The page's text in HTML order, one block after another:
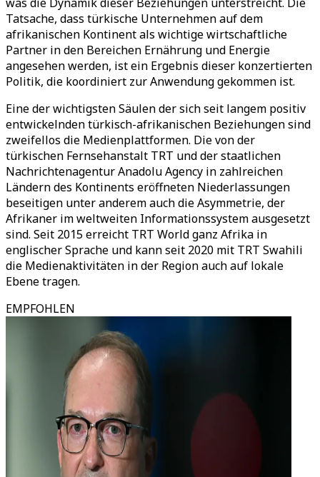
Tatsache, dass türkische Unternehmen auf dem
afrikanischen Kontinent als wichtige wirtschaftliche
Partner in den Bereichen Ernährung und Energie
angesehen werden, ist ein Ergebnis dieser konzertierten
Politik, die koordiniert zur Anwendung gekommen ist.
Eine der wichtigsten Säulen der sich seit langem positiv
entwickelnden türkisch-afrikanischen Beziehungen sind
zweifellos die Medienplattformen. Die von der
türkischen Fernsehanstalt TRT und der staatlichen
Nachrichtenagentur Anadolu Agency in zahlreichen
Ländern des Kontinents eröffneten Niederlassungen
beseitigen unter anderem auch die Asymmetrie, der
Afrikaner im weltweiten Informationssystem ausgesetzt
sind. Seit 2015 erreicht TRT World ganz Afrika in
englischer Sprache und kann seit 2020 mit TRT Swahili
die Medienaktivitäten in der Region auch auf lokale
Ebene tragen.
EMPFOHLEN